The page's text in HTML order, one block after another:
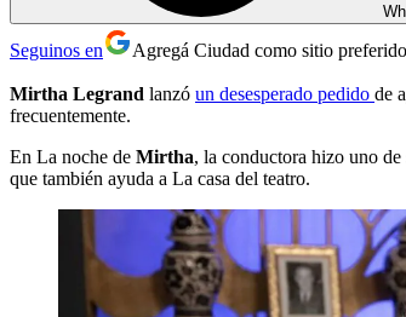
Seguinos en Agregá Ciudad como sitio preferido
Mirtha Legrand lanzó un desesperado pedido de
frecuentemente.
En La noche de Mirtha, la conductora hizo uno
que también ayuda a La casa del teatro.